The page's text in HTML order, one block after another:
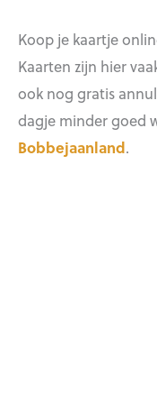
Koop je kaartje
Kaarten zijn hier
ook nog gratis
dagje minder goed
Bobbejaanland.